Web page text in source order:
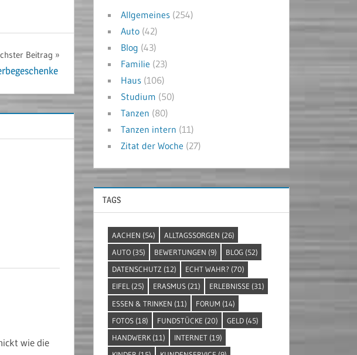
Beitrag
wie die
Allgemeines (254)
Auto (42)
Blog (43)
Familie (23)
Haus (106)
Studium (50)
Tanzen (80)
Tanzen intern (11)
Zitat der Woche (27)
TAGS
AACHEN (54) ALLTAGSSORGEN (26)
AUTO(35) BEWERTUNGEN (9) BLOG(52)
DATENSCHUTZ (12) ECHT WAHR? (70)
EIFEL(25) ERASMUS(21) ERLEBNISSE (31)
ESSEN & TRINKEN (11) FORUM (14)
FOTOS(18) FUNDSTÜCKE (20) GELD(45)
HANDWERK(11) INTERNET(19)